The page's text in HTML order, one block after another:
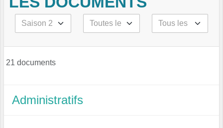
21 documents
Administratifs